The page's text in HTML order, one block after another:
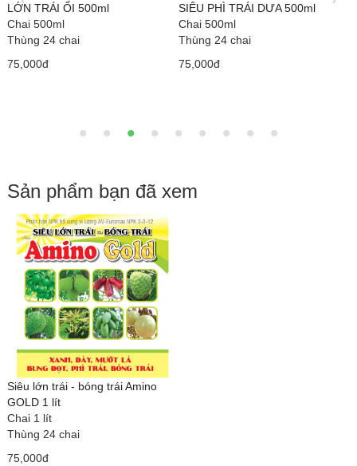
LỚN TRÁI ỔI 500ml
Chai 500ml
Thùng 24 chai
75,000đ
SIÊU PHÌ TRÁI DƯA 500ml
Chai 500ml
Thùng 24 chai
75,000đ
Sản phẩm bạn đã xem
Siêu lớn trái - bóng trái Amino
GOLD 1 lít
Chai 1 lít
Thùng 24 chai
75,000đ